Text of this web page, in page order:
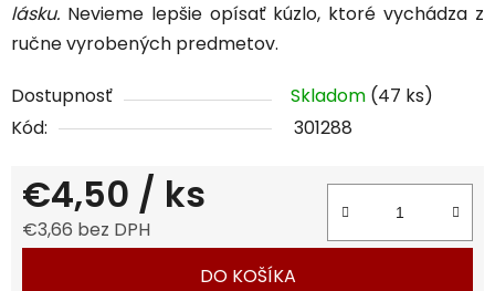
lásku. Nevieme lepšie opísať kúzlo, ktoré vychádza z
ručne vyrobených predmetov.
Dostupnosť Skladom (47 ks)
Kód:
301288
€4,50 / ks
€3,66 bez DPH
DO KOŠÍKA